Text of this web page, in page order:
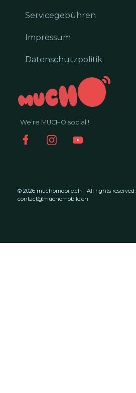
We’re MUCHO social !
© 2026 muchomobile.ch - All rights reserved.
contact@muchomobile.ch
Servicegebühren
Impressum
Datenschutzpolitik